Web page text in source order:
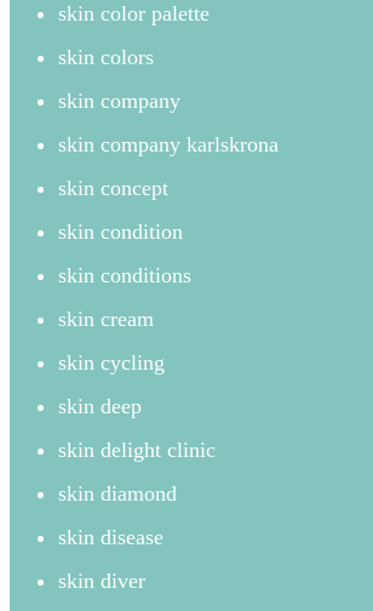
skin color palette
skin colors
skin company
skin company karlskrona
skin concept
skin condition
skin conditions
skin cream
skin cycling
skin deep
skin delight clinic
skin diamond
skin disease
skin diver